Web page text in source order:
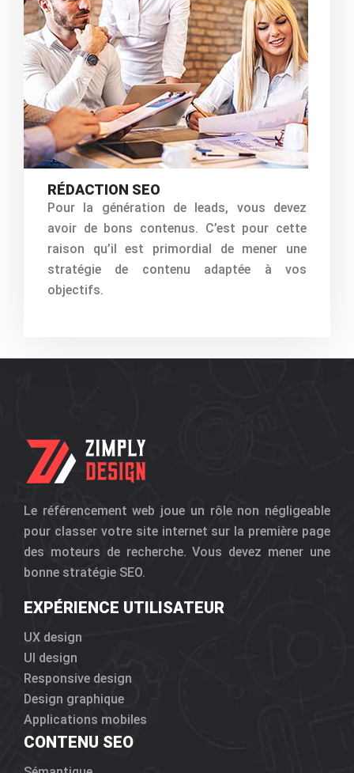
RÉDACTION SEO
Pour la génération de leads, vous devez
avoir de bons contenus. C’est pour cette
raison qu’il est primordial de mener une
stratégie de contenu adaptée à vos
objectifs.
Le référencement web joue un rôle non négligeable
pour classer votre site internet sur la première page
des moteurs de recherche. Vous devez mener une
bonne stratégie SEO.
EXPÉRIENCE UTILISATEUR
UX design
UI design
Responsive design
Design graphique
Applications mobiles
CONTENU SEO